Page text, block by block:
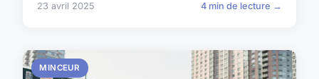
23 avril 2025 4 min de lecture →
MINCEUR